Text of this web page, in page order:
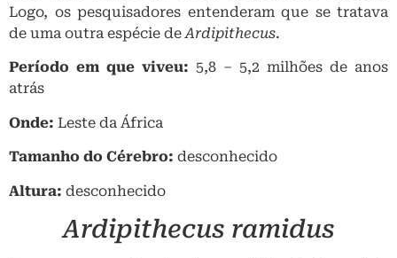
Logo, os pesquisadores entenderam que se tratava
de uma outra espécie deArdipithecus.
Período em que viveu: 5,8 – 5,2 milhões de anos
atrás
Onde: Leste da África
Tamanho do Cérebro: desconhecido
Altura: desconhecido
Ardipithecus ramidus